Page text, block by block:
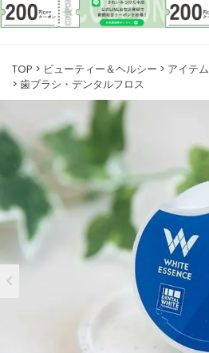
TOP ビューティー＆ヘルシー アイテム
歯ブラシ・デンタルフロス